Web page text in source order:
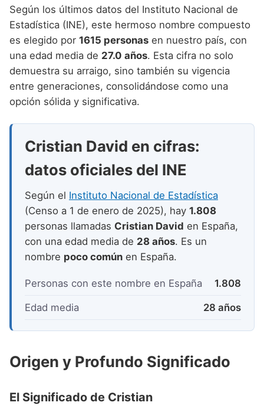
Nombres de niño que empiezan por N
Nombres de niño que empiezan por O
Nombres de niño que empiezan por P
Nombres de niño que empiezan por Q
Nombres de niño que empiezan por V
Nombres de niño que empiezan por W
Nombres de niño que empiezan por X
Nombres de Niño Navarros
Nombres de Niño Riojanos
Nombres de Niño Valencianos
Nombres de Niño Vascos
Nombres de Niño Judíos
Nombres de Niño Marroquíes
Nombres de Niño Portugueses
Nombres de Niño Rumanos
Nombres de Niño Rusos
Nombres de Niño Suecos
Según los últimos datos del Instituto Nacional de
Estadística (INE), este hermoso nombre compuesto
es elegido por 1615 personas en nuestro país, con
una edad media de 27.0 años. Esta cifra no solo
demuestra su arraigo, sino también su vigencia
entre generaciones, consolidándose como una
opción sólida y significativa.
Cristian David en cifras:
datos oficiales del INE
Según el Instituto Nacional de Estadística
(Censo a 1 de enero de 2025), hay 1.808
personas llamadas Cristian David en España,
con una edad media de 28 años. Es un
nombre poco común en España.
Personas con este nombre en España 1.808
Edad media 28 años
Origen y Profundo Significado
El Significado de Cristian